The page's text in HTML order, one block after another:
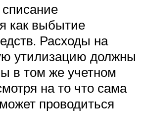
как выбытие
Расходы на
утилизацию должны
в том же учетном
на то что сама
проводиться